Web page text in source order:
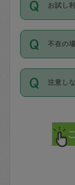
ールに
を依頼
※テス
参考
す。
写真を
詳細
タスカ
可能で
す。
1. 直前
共通）
72時間
料が発
直前キ
72時
お試し
「お試
せんが
とによ
まず、
みてく
その
不在の
不在の
が必要
ジさん
てくだ
不在
注意し
で、
れて
けてく